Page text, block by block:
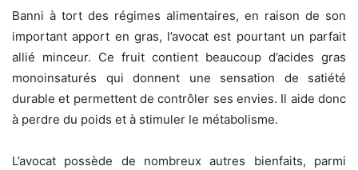
Banni à tort des régimes alimentaires, en raison de son
important apport en gras, l’avocat est pourtant un parfait
allié minceur. Ce fruit contient beaucoup d’acides gras
monoinsaturés qui donnent une sensation de satiété
durable et permettent de contrôler ses envies. Il aide donc
à perdre du poids et à stimuler le métabolisme.
L’avocat possède de nombreux autres bienfaits, parmi